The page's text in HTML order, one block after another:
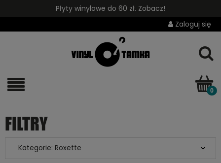
Płyty winylowe do 60 zł. Zobacz!
Zaloguj się
FILTRY
Kategorie: Roxette